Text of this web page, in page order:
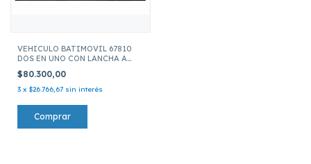
VEHICULO BATIMOVIL 67810
DOS EN UNO CON LANCHA A
$80.300,00
3 x $26.766,67 sin interés